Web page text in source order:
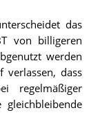
das
von billigeren
werden
verlassen, dass
regelmäßiger